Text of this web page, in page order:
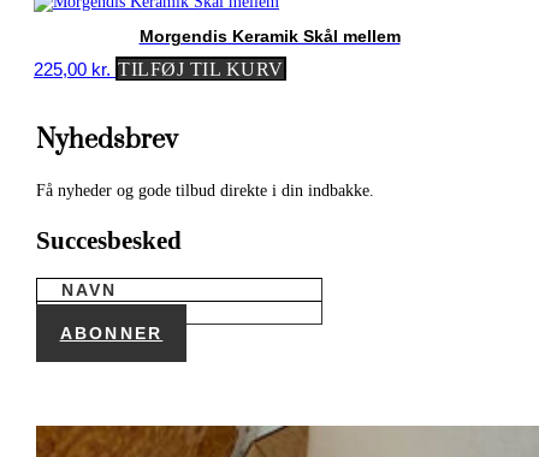
Morgendis Keramik Skål mellem
225,00 kr. TILFØJ TIL KURV
Nyhedsbrev
Få nyheder og gode tilbud direkte i din indbakke.
Succesbesked
ABONNER